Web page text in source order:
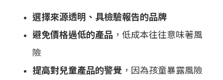
選擇來源透明、具檢驗報告的品牌
避免價格過低的產品 ，低成本往往意味著風
險
提高對兒童產品的警覺 ，因為孩童暴露風險